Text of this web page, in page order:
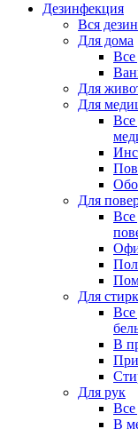
Дезинфекция
Вся
Для дома
Все
Для
Для
Все
Для
Все
Для
Все
В
При
Для рук
Все
В